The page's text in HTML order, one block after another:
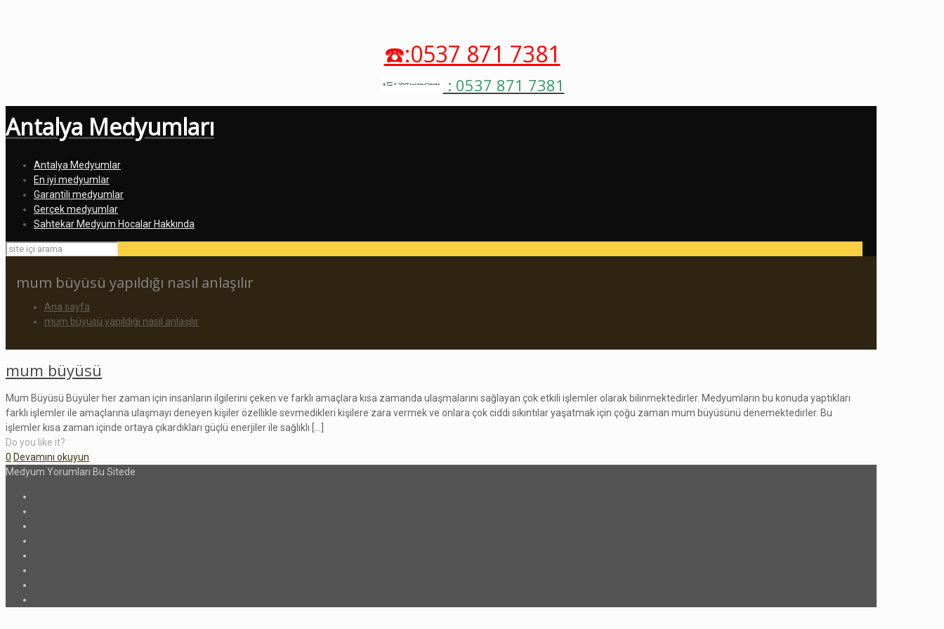
☎️:0537 871 7381
: 0537 871 7381
Antalya Medyumları
Antalya Medyumlar
En iyi medyumlar
Garantili medyumlar
Gerçek medyumlar
Sahtekar Medyum Hocalar Hakkında
mum büyüsü yapıldığı nasıl anlaşılır
Ana sayfa
mum büyüsü yapıldığı nasıl anlaşılır
mum büyüsü
Mum Büyüsü Büyüler her zaman için insanların ilgilerini çeken ve farklı amaçlara kısa zamanda ulaşmalarını sağlayan çok etkili işlemler olarak bilinmektedirler. Medyumların bu konuda yaptıkları
farklı işlemler ile amaçlarına ulaşmayı deneyen kişiler özellikle sevmedikleri kişilere zara vermek ve onlara çok ciddi sıkıntılar yaşatmak için çoğu zaman mum büyüsünü denemektedirler. Bu
işlemler kısa zaman içinde ortaya çıkardıkları güçlü enerjiler ile sağlıklı […]
Do you like it?
0 Devamını okuyun
Medyum Yorumları Bu Sitede